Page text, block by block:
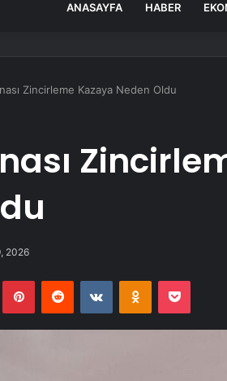
ANASAYFA HABER
Zincirleme Kazaya Neden Oldu
2026
PinterestReddit VKontakteOdnoklassniki
Pocket